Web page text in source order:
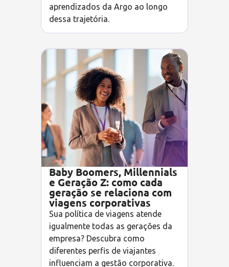
aprendizados da Argo ao longo
dessa trajetória.
Baby Boomers, Millennials
e Geração Z: como cada
geração se relaciona com
viagens corporativas
Sua política de viagens atende
igualmente todas as gerações da
empresa? Descubra como
diferentes perfis de viajantes
influenciam a gestão corporativa.